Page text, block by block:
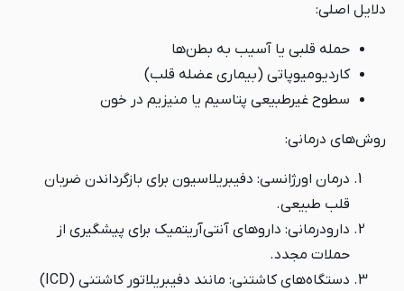
دلایل اصلی:
حمله قلبی یا آسیب به بطن‌ها
کاردیومیوپاتی (بیماری عضله قلب)
سطوح غیرطبیعی پتاسیم یا منیزیم در خون
روش‌های درمانی:
درمان اورژانسی: دفیبریلاسیون برای بازگرداندن ضربان
قلب طبیعی.
دارودرمانی: داروهای آنتی‌آریتمیک برای پیشگیری از
حملات مجدد.
دستگاه‌های کاشتنی: مانند دفیبریلاتور کاشتنی (ICD)